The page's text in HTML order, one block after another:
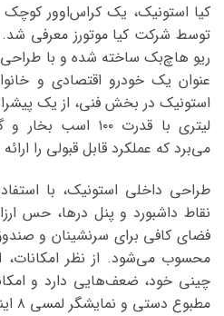
توسط شرکت کیا موتورز معرفی شد.
ریو هاچ‌بک ساخته شده و با طراحی
عنوان یک خودرو اقتصادی و
می‌برد که عملکرد قابل قبولی را
طراحی داخلی استونیک، با
نقاط داشبورد و پنل درها، حس
فضای کافی برای سرنشینان و
محسوب می‌شود. از نظر امکانات،
چینی خود، ضعف‌هایی دارد و
مطبوع دستی و نمایشگر لمسی ۸ اینچی را ارائه می‌دهد.